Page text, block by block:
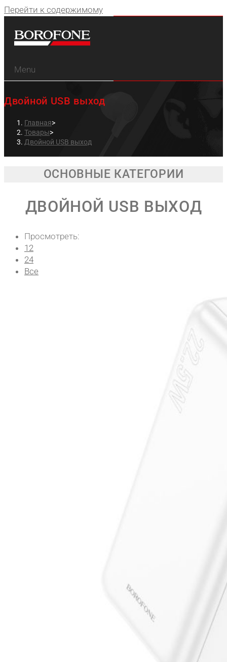
Перейти к содержимому
Menu
Двойной USB выход
Главная>
Товары>
Двойной USB выход
ОСНОВНЫЕ КАТЕГОРИИ
ДВОЙНОЙ USB ВЫХОД
Просмотреть:
12
24
Все